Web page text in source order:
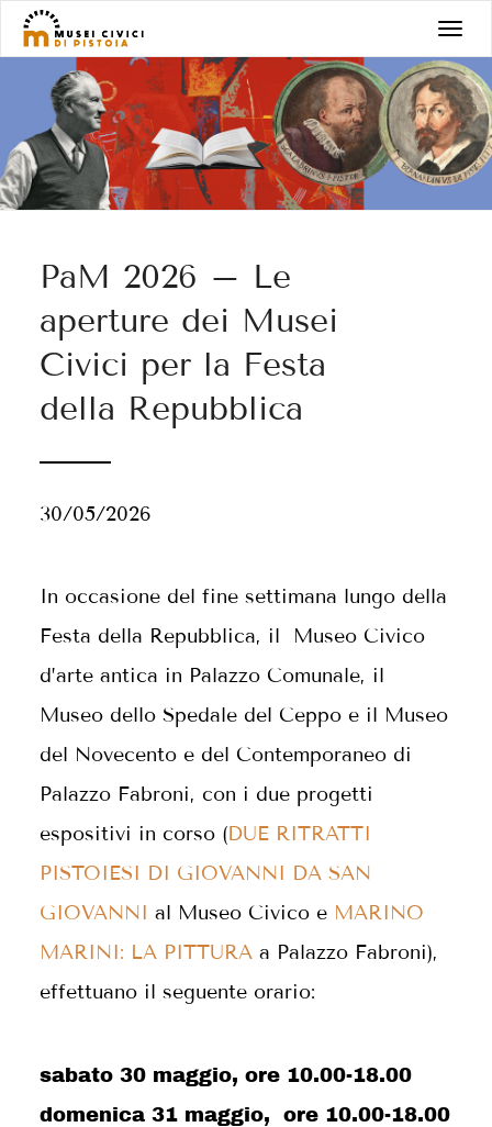
Salta
contenuto
T
o
g
g
l
e
PaM 2026 – Le
aperture dei Musei
Civici per la Festa
della Repubblica
30/05/2026
In occasione del fine settimana lungo della
Festa della Repubblica, il Museo Civico
d’arte antica in Palazzo Comunale, il
Museo dello Spedale del Ceppo e il Museo
del Novecento e del Contemporaneo di
Palazzo Fabroni, con i due progetti
espositivi in corso (DUE RITRATTI
PISTOIESI DI GIOVANNI DA SAN
GIOVANNI al Museo Civico e MARINO
MARINI: LA PITTURA a Palazzo Fabroni),
effettuano il seguente orario:
sabato 30 maggio, ore 10.00-18.00
domenica 31 maggio, ore 10.00-18.00